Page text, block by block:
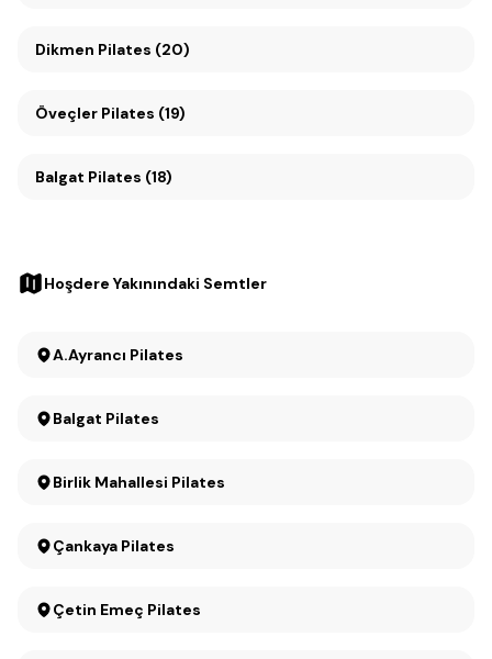
Dikmen Pilates (20)
Öveçler Pilates (19)
Balgat Pilates (18)
Hoşdere Yakınındaki Semtler
A.Ayrancı Pilates
Balgat Pilates
Birlik Mahallesi Pilates
Çankaya Pilates
Çetin Emeç Pilates